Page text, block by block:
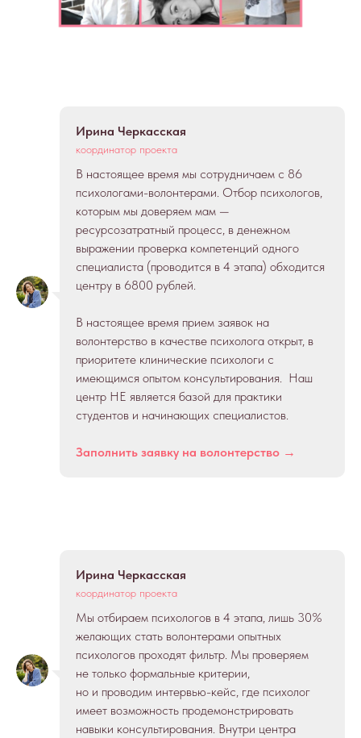
Ирина Черкасская
координатор проекта
В настоящее время мы сотрудничаем с 86
психологами-волонтерами. Отбор психологов,
которым мы доверяем мам —
ресурсозатратный процесс, в денежном
выражении проверка компетенций одного
специалиста (проводится в 4 этапа) обходится
центру в 6800 рублей.
В настоящее время прием заявок на
волонтерство в качестве психолога открыт, в
приоритете клинические психологи с
имеющимся опытом консультирования. Наш
центр НЕ является базой для практики
студентов и начинающих специалистов.
Заполнить заявку на волонтерство →
Ирина Черкасская
координатор проекта
Мы отбираем психологов в 4 этапа, лишь 30%
желающих стать волонтерами опытных
психологов проходят фильтр. Мы проверяем
не только формальные критерии,
но и проводим интервью-кейс, где психолог
имеет возможность продемонстрировать
навыки консультирования. Внутри центра